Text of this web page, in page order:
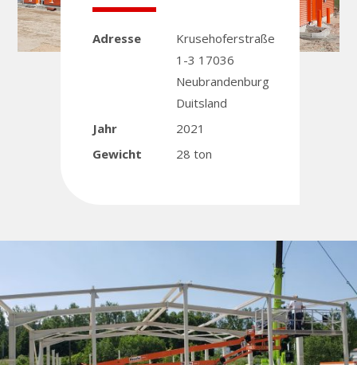
Adresse
Krusehoferstraße
1-3 17036
Neubrandenburg
Duitsland
Jahr
2021
Gewicht
28 ton